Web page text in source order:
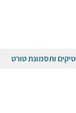
טיקים ותסמונת טורט